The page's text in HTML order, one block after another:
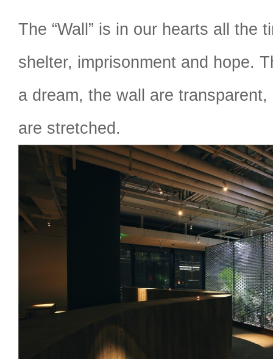
The “Wall” is in our hearts all the
shelter, imprisonment and hope.
a dream, the wall are
are stretched.